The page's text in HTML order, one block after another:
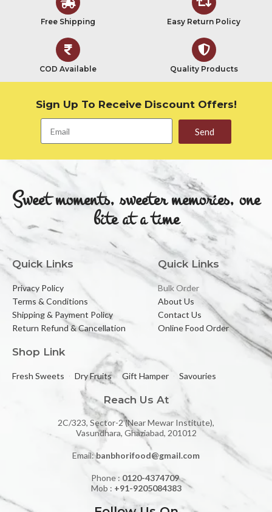
Free Shipping Easy Return Policy
COD Available Quality Products
Sign Up To Receive Discount Offers!
Send
Sweet moments, sweeter memories, one
bite at a time
Quick Links
Privacy Policy
Terms & Conditions
Shipping & Payment Policy
Return Refund & Cancellation
Quick Links
Bulk Order
About Us
Contact Us
Online Food Order
Shop Link
Fresh Sweets Dry Fruits Gift Hamper Savouries
Reach Us At
2C/323, Sector-2 (Near Mewar Institute),
Vasundhara, Ghaziabad, 201012
Email:banbhorifood@gmail.com
Phone : 0120-4374709
Mob : +91-9205084383